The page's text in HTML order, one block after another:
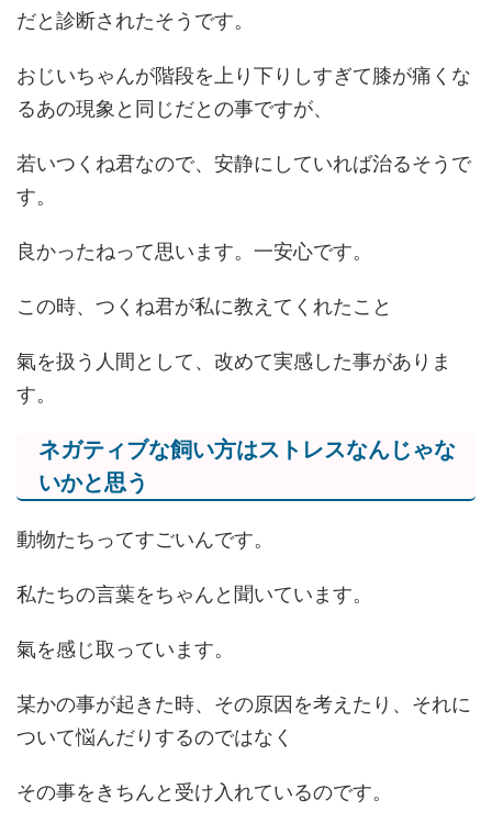
だと診断されたそうです。
おじいちゃんが階段を上り下りしすぎて膝が痛くな
るあの現象と同じだとの事ですが、
若いつくね君なので、安静にしていれば治るそうで
す。
良かったねって思います。一安心です。
この時、つくね君が私に教えてくれたこと
氣を扱う人間として、改めて実感した事がありま
す。
ネガティブな飼い方はストレスなんじゃな
いかと思う
動物たちってすごいんです。
私たちの言葉をちゃんと聞いています。
氣を感じ取っています。
某かの事が起きた時、その原因を考えたり、それに
ついて悩んだりするのではなく
その事をきちんと受け入れているのです。